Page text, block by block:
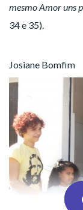
mesmo Amor uns
34 e 35).
Josiane Bomfim